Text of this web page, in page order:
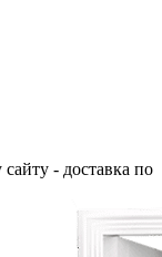
- доставка по